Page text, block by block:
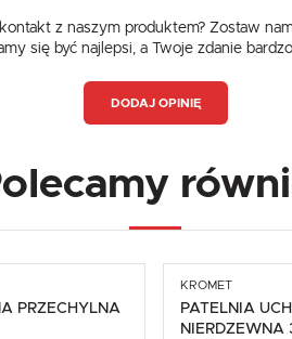
kontakt z naszym produktem? Zostaw
się być najlepsi, a Twoje zdanie
DODAJ OPINIĘ
PRZECHYLNA
KROMET
PATELNIA
NIERDZEWNA
pomagają nam rozwijać się i dostosowywać do Twoich
pozwalają na uzyskanie informacji w zakresie
serwisów internetowych pod względem ich
są przetwarzane w formie zanonimizowanej.
dostępność wszystkich funkcjonalności.
służą do prezentowania Ci naszych komunikatów na
Twoich zwyczajów dotyczących przeglądanej witryny
usług. Firmy te działają w charakterze pośredników
ZAPISZ WYBRANE